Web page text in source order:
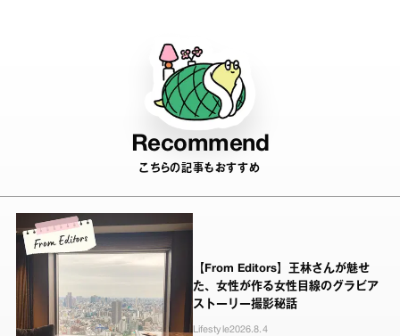
Recommend
こちらの記事もおすすめ
【From Editors】王林さんが魅せ
た、女性が作る女性目線のグラビア
ストーリー撮影秘話
Lifestyle2026.8.4